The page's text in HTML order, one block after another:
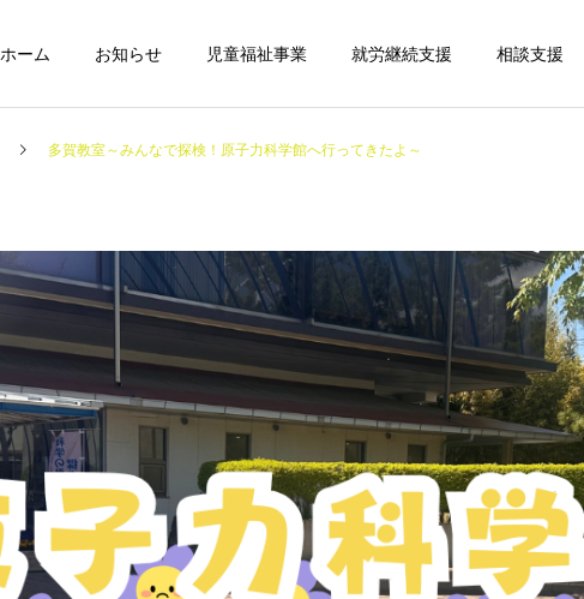
ホーム お知らせ 児童福祉事業 就労継続支援 相談支援
多賀教室～みんなで探検！原子力科学館へ行ってきたよ～